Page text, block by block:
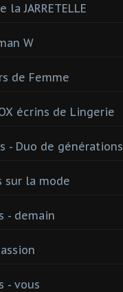
la JARRETELLE
W
de Femme
écrins de Lingerie
- Duo de générations
sur la mode
- demain
- vous